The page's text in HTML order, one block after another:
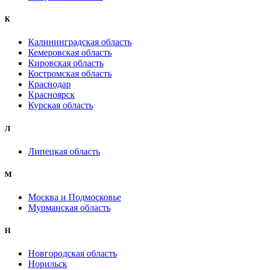
К
Калининградская область
Кемеровская область
Кировская область
Костромская область
Краснодар
Красноярск
Курская область
Л
Липецкая область
М
Москва и Подмосковье
Мурманская область
Н
Новгородская область
Норильск